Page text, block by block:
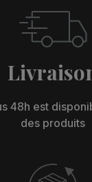
48h est
des produits